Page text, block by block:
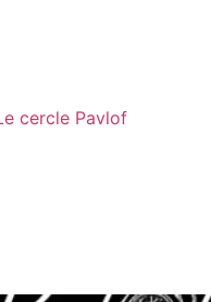
cercle Pavlof